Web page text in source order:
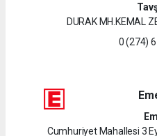
DURAK MH.KEMAL
0 (274)
Cumhuriyet Mahallesi 3